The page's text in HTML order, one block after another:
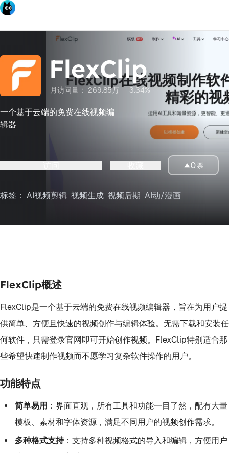
FlexClip
月访问量： 269.85万 3.34%
一个基于云端的免费在线视频编
辑器
0 票
标签： AI视频剪辑 视频生成 视频后期 AI动/漫画
FlexClip概述
FlexClip是一个基于云端的免费在线视频编辑器，旨在为用户提
供简单、方便且快速的视频创作与编辑体验。无需下载和安装任
何软件，只需登录官网即可开始创作视频。FlexClip特别适合那
些希望快速制作视频而不愿学习复杂软件操作的用户。
功能特点
简单易用 ：界面直观，所有工具和功能一目了然，配有大量
模板、素材和字体资源，满足不同用户的视频创作需求。
多种格式支持：支持多种视频格式的导入和编辑，方便用户